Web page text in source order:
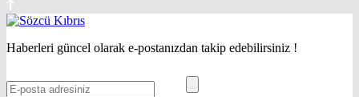
Haberleri güncel olarak e-postanızdan takip edebilirsiniz !